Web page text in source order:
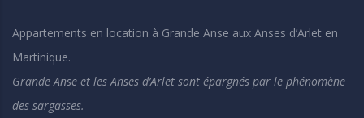
Appartements en location à Grande Anse aux Anses d’Arlet en
Martinique.
Grande Anse et les Anses d’Arlet sont épargnés par le phénomène
des sargasses.